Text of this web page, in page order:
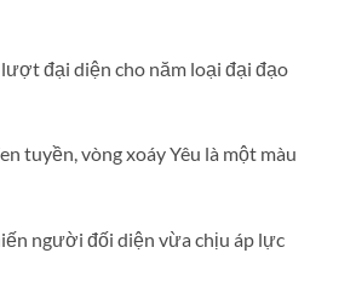
đại diện cho năm loại đại đạo
tuyền, vòng xoáy Yêu là một màu
người đối diện vừa chịu áp lực